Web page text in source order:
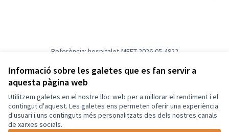
Informació sobre les galetes que es fan servir a
aquesta pàgina web
Utilitzem galetes en el nostre lloc web per a millorar el rendiment i el
contingut d'aquest. Les galetes ens permeten oferir una experiència
d'usuari i uns continguts més personalitzats des dels nostres canals
de xarxes socials.
Referència: hospitalet-MEET-2026-05-4922
Afegir al calendari
Termes i condicions d'ús
Configuració de les galetes
Triar la llenguaElegir el idioma